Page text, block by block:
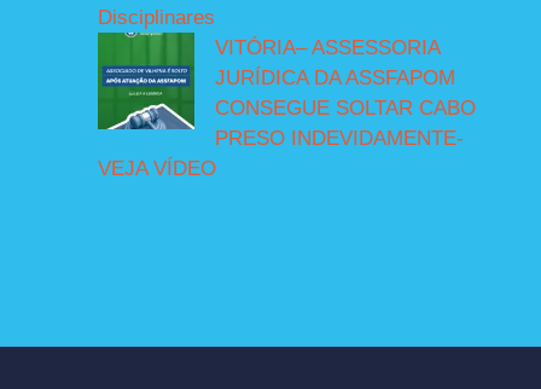
Disciplinares
VITÓRIA– ASSESSORIA
JURÍDICA DA ASSFAPOM
CONSEGUE SOLTAR CABO
PRESO INDEVIDAMENTE-
VEJA VÍDEO